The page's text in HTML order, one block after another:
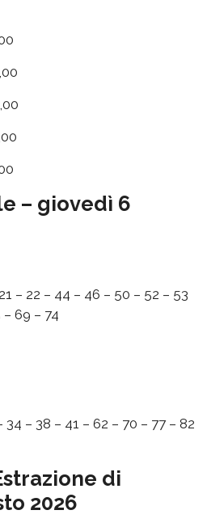
– giovedì 6
– 22 – 44 – 46 – 50 – 52 – 53
69 – 74
34 – 38 – 41 – 62 – 70 – 77 – 82
di
2026